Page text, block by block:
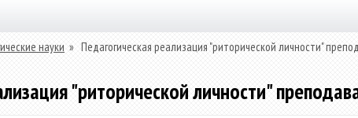
науки » Педагогическая реализация "риторической личности"
"риторической личности"